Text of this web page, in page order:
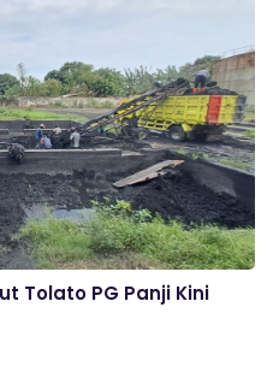
Tolato PG Panji Kini